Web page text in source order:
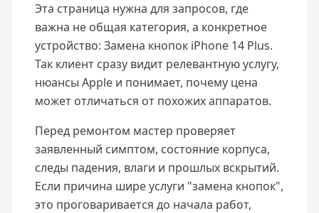
Эта страница нужна для запросов, где
важна не общая категория, а конкретное
устройство: Замена кнопок iPhone 14 Plus.
Так клиент сразу видит релевантную услугу,
нюансы Apple и понимает, почему цена
может отличаться от похожих аппаратов.
Перед ремонтом мастер проверяет
заявленный симптом, состояние корпуса,
следы падения, влаги и прошлых вскрытий.
Если причина шире услуги "замена кнопок",
это проговаривается до начала работ,